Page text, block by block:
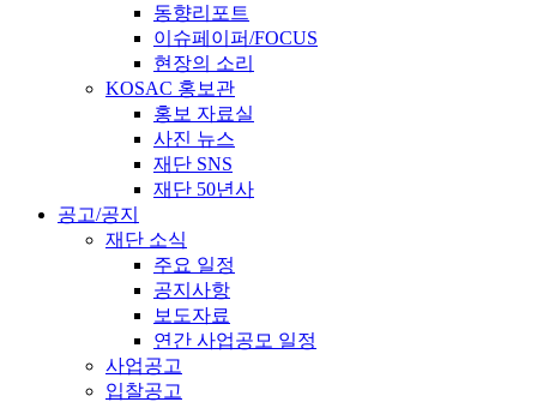
동향리포트
이슈페이퍼/FOCUS
현장의 소리
KOSAC 홍보관
홍보 자료실
사진 뉴스
재단 SNS
재단 50년사
공고/공지
재단 소식
주요 일정
공지사항
보도자료
연간 사업공모 일정
사업공고
입찰공고